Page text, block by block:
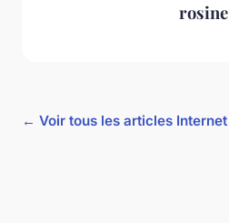
rosine
← Voir tous les articles Internet